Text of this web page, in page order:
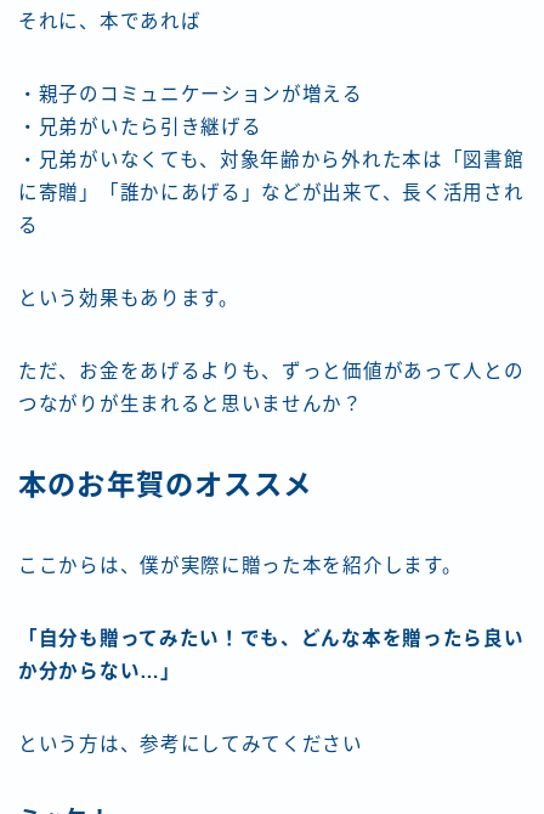
それに、本であれば
・親子のコミュニケーションが増える
・兄弟がいたら引き継げる
・兄弟がいなくても、対象年齢から外れた本は「図書館
に寄贈」「誰かにあげる」などが出来て、長く活用され
る
という効果もあります。
ただ、お金をあげるよりも、ずっと価値があって人との
つながりが生まれると思いませんか？
本のお年賀のオススメ
ここからは、僕が実際に贈った本を紹介します。
「自分も贈ってみたい！でも、どんな本を贈ったら良い
か分からない…」
という方は、参考にしてみてください